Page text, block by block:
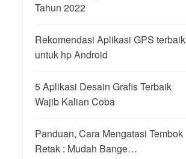
Tahun 2022
Rekomendasi Aplikasi GPS terbaik
untuk hp Android
5 Aplikasi Desain Grafis Terbaik
Wajib Kalian Coba
Panduan, Cara Mengatasi Tembok
Retak : Mudah Bange…